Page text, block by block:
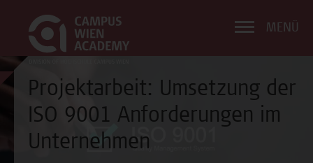
MENÜ
Projektarbeit: Umsetzung der
ISO 9001 Anforderungen im
Unternehmen